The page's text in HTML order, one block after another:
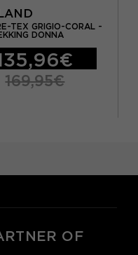
TEX GRIGIO-CORAL -
DONNA
169,95€
OF